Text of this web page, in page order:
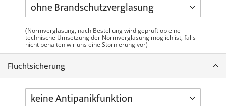
(Normverglasung, nach Bestellung wird geprüft ob eine
technische Umsetzung der Normverglasung möglich ist, falls
nicht behalten wir uns eine Stornierung vor)
Fluchtsicherung